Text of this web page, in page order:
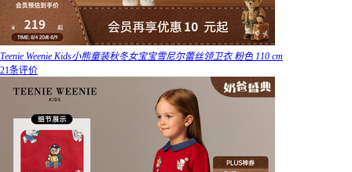
Teenie Weenie Kids小熊童装秋冬女宝宝雪尼尔蕾丝领卫衣 粉色 110 cm
21条评价